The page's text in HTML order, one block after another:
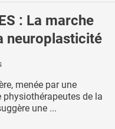
: La marche
neuroplasticité
menée par une
de la
une ...